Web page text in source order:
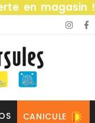
en magasin !
CANICULE